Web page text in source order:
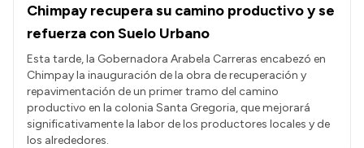
Chimpay recupera su camino productivo y se
refuerza con Suelo Urbano
Esta tarde, la Gobernadora Arabela Carreras encabezó en
Chimpay la inauguración de la obra de recuperación y
repavimentación de un primer tramo del camino
productivo en la colonia Santa Gregoria, que mejorará
significativamente la labor de los productores locales y de
los alrededores.